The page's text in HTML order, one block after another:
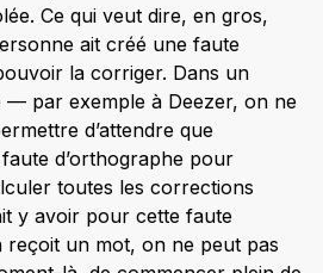
Ce qui veut dire, en gros,
ait créé une faute
la corriger. Dans un
— par exemple à Deezer, on ne
d’attendre que
d’orthographe pour
toutes les corrections
y avoir pour cette faute
reçoit un mot, on ne peut pas